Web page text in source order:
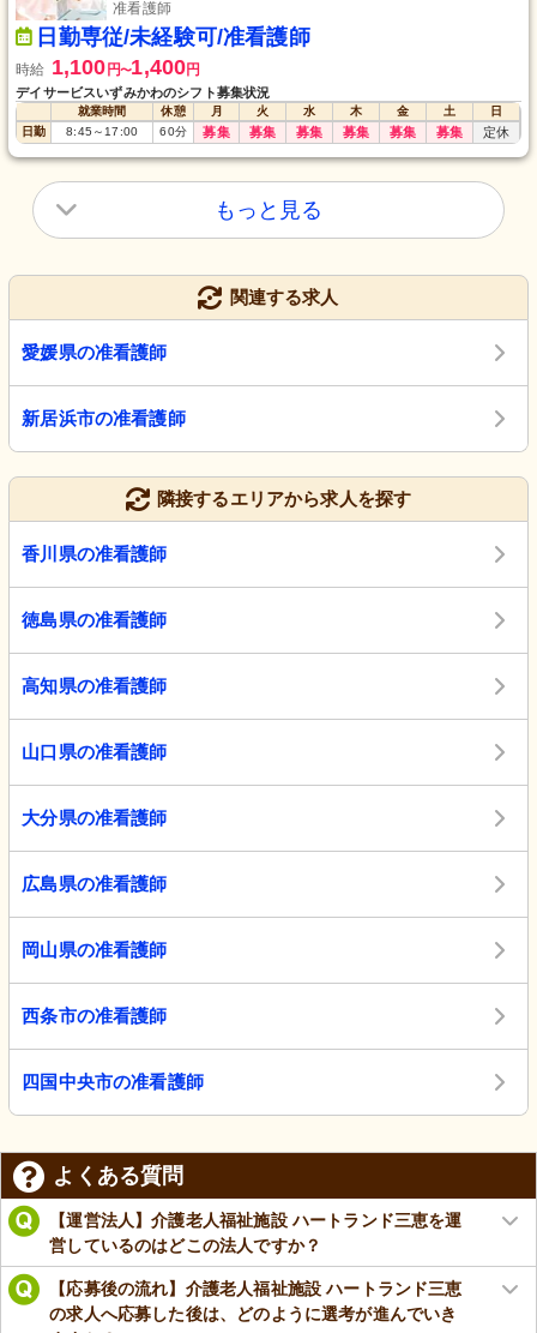
准看護師
日勤専従/未経験可/准看護師
時給 1,100 円〜1,400円
デイサービスいずみかわのシフト募集状況
就業時間 休憩 月 火 水 木 金 土
日
日勤
8:45 ～17:00 60分 募集 募集 募集 募集 募集 募集 定休
もっと見る
関連する求人
愛媛県の准看護師
新居浜市の准看護師
隣接するエリアから求人を探す
香川県の准看護師
徳島県の准看護師
高知県の准看護師
山口県の准看護師
大分県の准看護師
広島県の准看護師
岡山県の准看護師
西条市の准看護師
四国中央市の准看護師
よくある質問
【運営法人】介護老人福祉施設 ハートランド三恵を運
営しているのはどこの法人ですか？
【応募後の流れ】介護老人福祉施設 ハートランド三恵
の求人へ応募した後は、どのように選考が進んでいき